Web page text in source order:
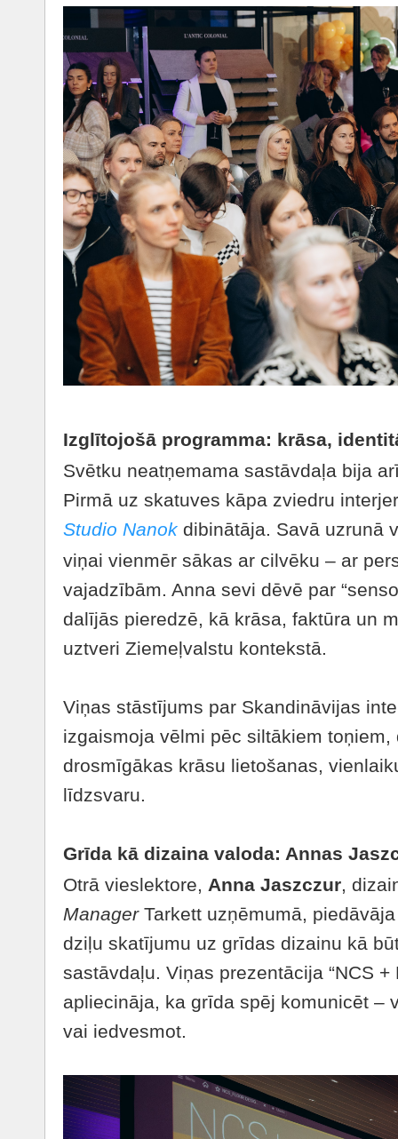
Izglītojošā programma: krāsa,
Svētku neatņemama sastāvdaļa bija
Pirmā uz skatuves kāpa zviedru
Studio Nanok dibinātāja. Savā uzrunā
viņai vienmēr sākas ar cilvēku – ar
vajadzībām. Anna sevi dēvē par
dalījās pieredzē, kā krāsa, faktūra un
uztveri Ziemeļvalstu kontekstā.
Viņas stāstījums par Skandināvijas
izgaismoja vēlmi pēc siltākiem
drosmīgākas krāsu lietošanas,
līdzsvaru.
Grīda kā dizaina valoda: Annas
Otrā vieslektore, Anna Jaszczur,
ManagerTarkett uzņēmumā,
dziļu skatījumu uz grīdas dizainu kā
sastāvdaļu. Viņas prezentācija “NCS +
apliecināja, ka grīda spēj komunicēt –
vai iedvesmot.